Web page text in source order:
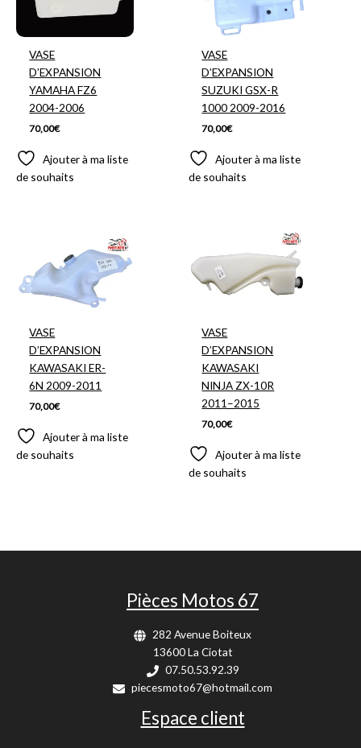
VASE
D’EXPANSION
YAMAHA FZ6
2004-2006
70,00€
Ajouter à ma liste
de souhaits
VASE
D’EXPANSION
SUZUKI GSX-R
1000 2009-2016
70,00€
Ajouter à ma liste
de souhaits
VASE
D’EXPANSION
KAWASAKI ER-
6N 2009-2011
70,00€
Ajouter à ma liste
de souhaits
VASE
D’EXPANSION
KAWASAKI
NINJA ZX-10R
2011–2015
70,00€
Ajouter à ma liste
de souhaits
Pièces Motos 67
282 Avenue Boiteux
13600 La Ciotat
07.50.53.92.39
piecesmoto67@hotmail.com
Espace client